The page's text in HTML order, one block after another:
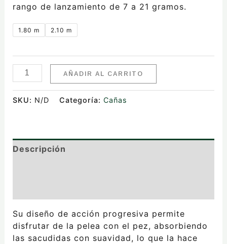
rango de lanzamiento de 7 a 21 gramos.
1.80 m 2.10 m
AÑADIR AL CARRITO
SKU: N/D Categoría: Cañas
Descripción
Su diseño de acción progresiva permite
disfrutar de la pelea con el pez, absorbiendo
las sacudidas con suavidad, lo que la hace